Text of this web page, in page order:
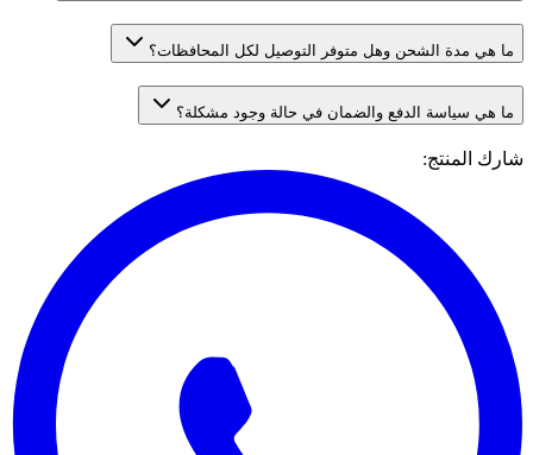
ما هي مدة الشحن وهل متوفر التوصيل لكل المحافظات؟
ما هي سياسة الدفع والضمان في حالة وجود مشكلة؟
شارك المنتج: